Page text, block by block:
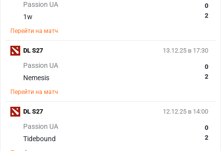
Passion UA
1w
0
2
Перейти на матч
13.12.25 в 17:30
Passion UA
Nemesis
0
2
Перейти на матч
DL S27
12.12.25 в 14:00
Passion UA
Tidebound
0
2
DL S27